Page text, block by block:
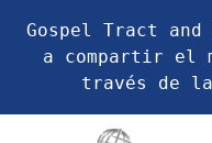
Gospel Tract
a compartir el
través de